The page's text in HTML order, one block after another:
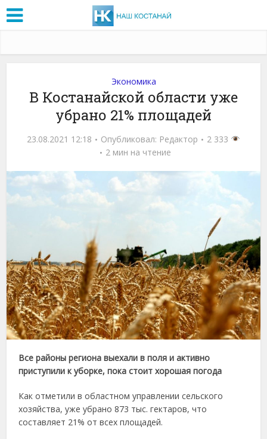
Экономика
В Костанайской области уже
убрано 21% площадей
23.08.2021 12:18 Опубликовал: Редактор
2 333
2 мин на чтение
Все районы региона выехали в поля и активно
приступили к уборке, пока стоит хорошая погода
Как отметили в областном управлении сельского
хозяйства, уже убрано 873 тыс. гектаров, что
составляет 21% от всех площадей.